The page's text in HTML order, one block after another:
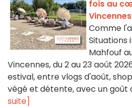
fois au
Vincennes
Comme
Situations
Mahfouf
Vincennes, du 2 au 23 août
estival, entre vlogs d'août,
végé et détente, avec un goût
suite]